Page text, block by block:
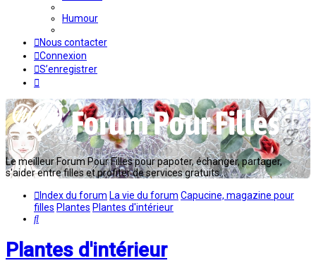
Humour
Nous contacter
Connexion
S’enregistrer
Le meilleur Forum Pour Filles pour papoter, échanger, partager,
s'aider entre filles et profiter de services gratuits...
Index du forum La vie du forum Capucine, magazine pour
filles Plantes Plantes d'intérieur
Rechercher
Plantes d'intérieur